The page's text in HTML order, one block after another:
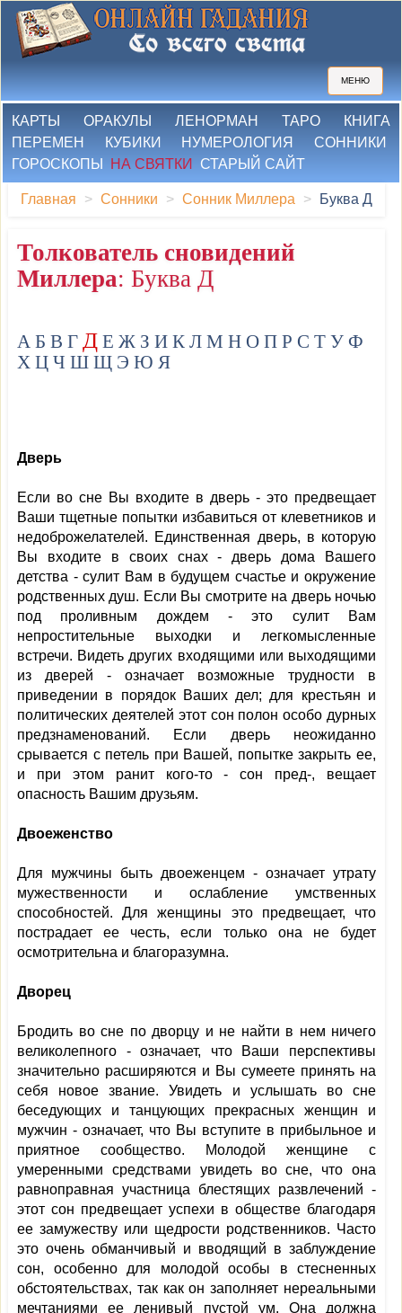
МЕНЮ
КАРТЫ ОРАКУЛЫ ЛЕНОРМАН ТАРО
КНИГА
ПЕРЕМЕН
КУБИКИ НУМЕРОЛОГИЯ
СОННИКИ
ГОРОСКОПЫ
НА СВЯТКИ СТАРЫЙ САЙТ
Главная Сонники Сонник Миллера Буква Д
Толкователь сновидений
Миллера: Буква Д
А Б В Г Д Е Ж З И К Л М Н О П Р С Т У Ф
Х Ц Ч Ш Щ Э Ю Я
Дверь
Если во сне Вы входите в дверь - это предвещает
Ваши тщетные попытки избавиться от клеветников и
недоброжелателей. Единственная дверь, в которую
Вы входите в своих снах - дверь дома Вашего
детства - сулит Вам в будущем счастье и окружение
родственных душ. Если Вы смотрите на дверь ночью
под проливным дождем - это сулит Вам
непростительные выходки и легкомысленные
встречи. Видеть других входящими или выходящими
из дверей - означает возможные трудности в
приведении в порядок Ваших дел; для крестьян и
политических деятелей этот сон полон особо дурных
предзнаменований. Если дверь неожиданно
срывается с петель при Вашей, попытке закрыть ее,
и при этом ранит кого-то - сон пред-, вещает
опасность Вашим друзьям.
Двоеженство
Для мужчины быть двоеженцем - означает утрату
мужественности и ослабление умственных
способностей. Для женщины это предвещает, что
пострадает ее честь, если только она не будет
осмотрительна и благоразумна.
Дворец
Бродить во сне по дворцу и не найти в нем ничего
великолепного - означает, что Ваши перспективы
значительно расширяются и Вы сумеете принять на
себя новое звание. Увидеть и услышать во сне
беседующих и танцующих прекрасных женщин и
мужчин - означает, что Вы вступите в прибыльное и
приятное сообщество. Молодой женщине с
умеренными средствами увидеть во сне, что она
равноправная участница блестящих развлечений -
этот сон предвещает успехи в обществе благодаря
ее замужеству или щедрости родственников. Часто
это очень обманчивый и вводящий в заблуждение
сон, особенно для молодой особы в стесненных
обстоятельствах, так как он заполняет нереальными
мечтаниями ее ленивый пустой ум. Она должна